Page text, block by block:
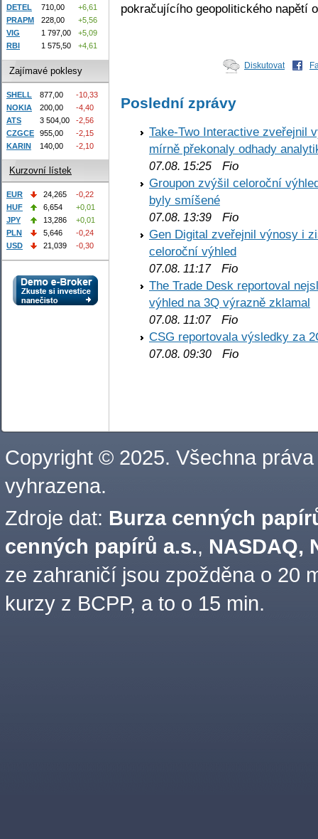
pokračujícího geopolitického napětí
Diskutovat
Poslední zprávy
Take-Two Interactive zveřejnil
mírně překonaly odhady
07.08. 15:25 Fio
Groupon zvýšil celoroční
byly smíšené
07.08. 13:39 Fio
Gen Digital zveřejnil výnosy i
celoroční výhled
07.08. 11:17Fio
The Trade Desk reportoval
výhled na 3Q výrazně zklamal
07.08. 11:07Fio
CSG reportovala výsledky za
07.08. 09:30 Fio
DETEL
710,00
+6,61
PRAPM
228,00
+5,56
VIG
1 797,00
+5,09
RBI
1 575,50 +4,61
Zajímavé poklesy
SHELL 877,00
-10,33
NOKIA
200,00
-4,40
ATS
3 504,00
-2,56
CZGCE
955,00
-2,15
KARIN
140,00 -2,10
Kurzovní lístek
EUR 24,265
-0,22
HUF
6,654
+0,01
JPY
13,286
+0,01
PLN
5,646
-0,24
USD
21,039 -0,30
Copyright © 2025. Všechna práva
vyhrazena.
Zdroje dat: Burza cenných
cenných papírů a.s., NASDAQ,
ze zahraničí jsou zpožděna o 20
kurzy z BCPP, a to o 15 min.